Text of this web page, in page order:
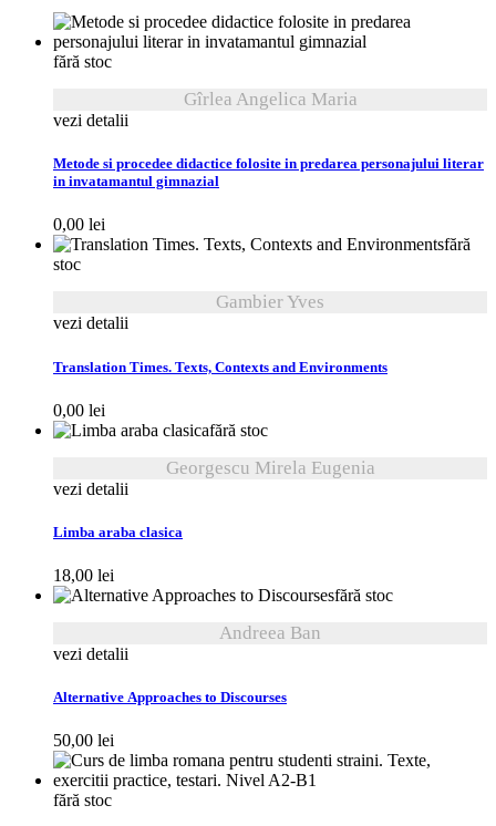
fără stoc
Gîrlea Angelica Maria
vezi detalii
Metode si procedee didactice folosite in predarea personajului literar
in invatamantul gimnazial
0,00 lei
fără
stoc
Gambier Yves
vezi detalii
Translation Times. Texts, Contexts and Environments
0,00 lei
fără stoc
Georgescu Mirela Eugenia
vezi detalii
Limba araba clasica
18,00 lei
fără stoc
Andreea Ban
vezi detalii
Alternative Approaches to Discourses
50,00 lei
fără stoc